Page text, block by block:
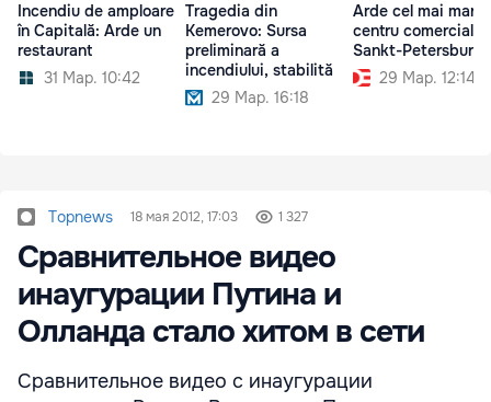
Incendiu de amploare
în Capitală: Arde un
restaurant
31 Мар. 10:42
Tragedia din
Kemerovo: Sursa
preliminară a
incendiului, stabilită
29 Мар. 16:18
Arde cel mai mare
centru comercial
Sankt-Petersburg
29 Мар. 12:14
Topnews 18 мая 2012, 17:03 1 327
Сравнительное видео
инаугурации Путина и
Олланда стало хитом в сети
Сравнительное видео с инаугурации